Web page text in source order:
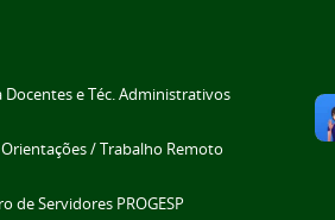
Docentes e Téc. Administrativos
/ Trabalho Remoto
de Servidores PROGESP